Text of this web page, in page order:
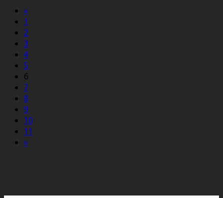
«
1
2
3
4
5
6
7
8
9
10
11
»